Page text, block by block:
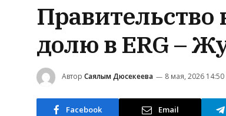
Правительство
долю в ERG –
Автор Саялым Дюсекеева 8 мая, 2026 14:50
Facebook Email